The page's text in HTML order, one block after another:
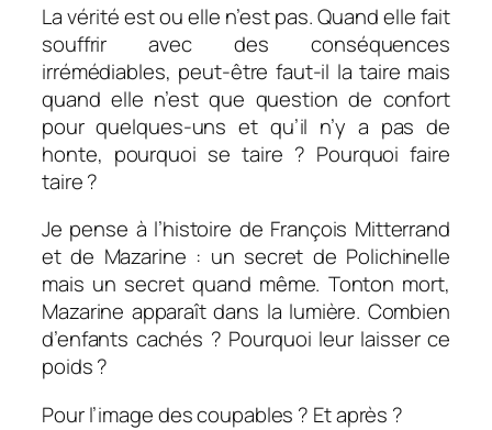
La vérité est ou elle n’est pas. Quand elle fait
souffrir avec des conséquences
irrémédiables, peut-être faut-il la taire mais
quand elle n’est que question de confort
pour quelques-uns et qu’il n’y a pas de
honte, pourquoi se taire ? Pourquoi faire
taire ?
Je pense à l’histoire de François Mitterrand
et de Mazarine : un secret de Polichinelle
mais un secret quand même. Tonton mort,
Mazarine apparaît dans la lumière. Combien
d’enfants cachés ? Pourquoi leur laisser ce
poids ?
Pour l’image des coupables ? Et après ?